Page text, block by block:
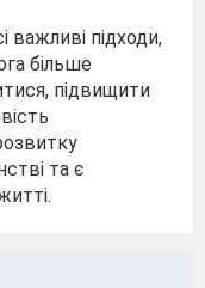
важливі підходи,
більше
підвищити
та є